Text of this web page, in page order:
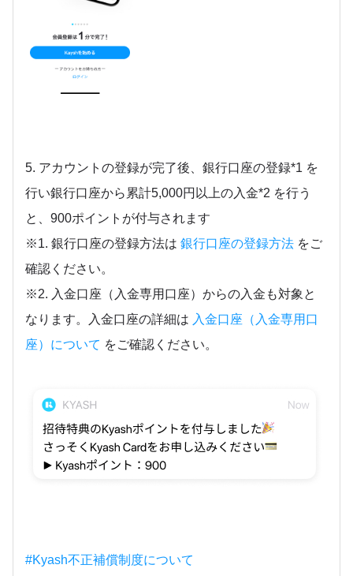
5. アカウントの登録が完了後、銀行口座の登録*1 を
行い銀行口座から累計5,000円以上の入金*2 を行う
と、900ポイントが付与されます
※1. 銀行口座の登録方法は 銀行口座の登録方法 をご
確認ください。
※2. 入金口座（入金専用口座）からの入金も対象と
なります。入金口座の詳細は 入金口座（入金専用口
座）について をご確認ください。
#Kyash不正補償制度について